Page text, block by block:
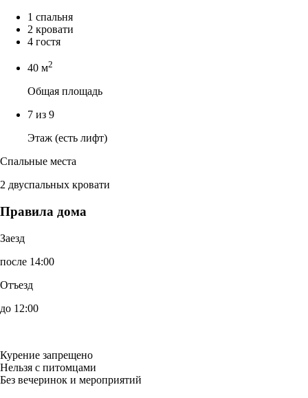
1 спальня
2 кровати
4 гостя
40 м2
Общая площадь
7 из 9
Этаж (есть лифт)
Спальные места
2 двуспальных кровати
Правила дома
Заезд
после 14:00
Отъезд
до 12:00
Курение запрещено
Нельзя с питомцами
Без вечеринок и мероприятий